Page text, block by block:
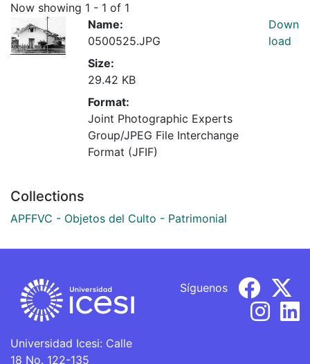
Now showing 1 - 1 of 1
Name:
0500525.JPG
Size:
29.42 KB
Format:
Joint Photographic Experts
Group/JPEG File Interchange
Format (JFIF)
Down
load
Collections
APFFVC - Objetos del Culto - Patrimonial
Universidad Icesi: Calle
18 No. 122-135
Síguenos